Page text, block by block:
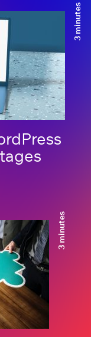
3 minutes
3 minutes